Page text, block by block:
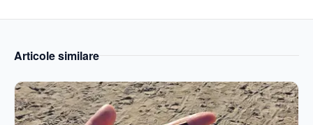
Articole similare